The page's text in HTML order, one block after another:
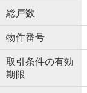
総戸数
物件番号
取引条件の有効
期限